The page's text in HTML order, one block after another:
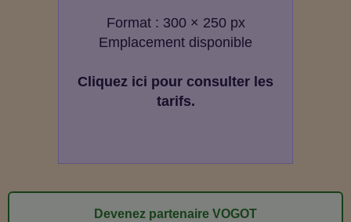
Format : 300 × 250 px
Emplacement disponible
Cliquez ici pour consulter les
tarifs.
Devenez partenaire VOGOT